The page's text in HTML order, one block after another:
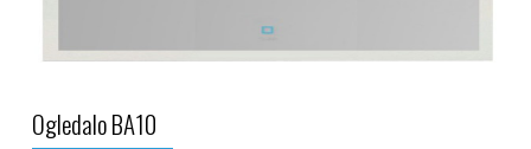
Ogledalo BA10